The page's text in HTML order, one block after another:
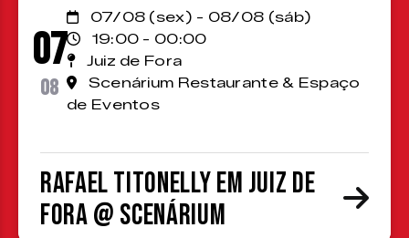
07
08
07/08 (sex) - 08/08 (sáb)
19:00 - 00:00
Juiz de Fora
Scenárium Restaurante & Espaço
de Eventos
Rafael Titonelly em Juiz de
Fora @ Scenárium